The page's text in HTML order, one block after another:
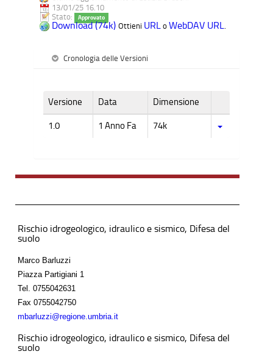
13/01/25 16.10
Stato:
Approvato
Download (74k) Ottieni URL o WebDAV URL.
Cronologia delle Versioni
Versione Data Dimensione
1.0 1 Anno Fa 74k
Rischio idrogeologico, idraulico e sismico, Difesa del
suolo
Marco Barluzzi
Piazza Partigiani 1
Tel.
0755042631
Fax 0755042750
mbarluzzi@regione.umbria.it
Rischio idrogeologico, idraulico e sismico, Difesa del
suolo